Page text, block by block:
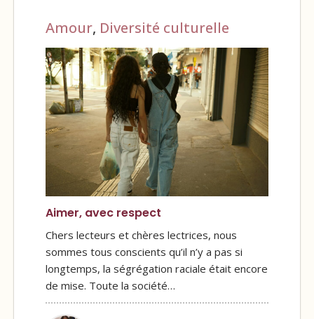
Amour, Diversité culturelle
Aimer, avec respect
Chers lecteurs et chères lectrices, nous
sommes tous conscients qu’il n’y a pas si
longtemps, la ségrégation raciale était encore
de mise. Toute la société…